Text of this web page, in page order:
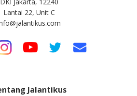
Lantai 22, Unit C
Jalantikus